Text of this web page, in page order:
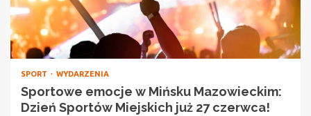
SPORT WYDARZENIA
Sportowe emocje w Mińsku Mazowieckim:
Dzień Sportów Miejskich już 27 czerwca!